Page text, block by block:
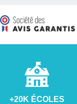
+20K ÉCOLES